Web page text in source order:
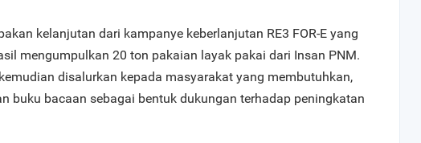
kelanjutan dari kampanye keberlanjutan RE3 FOR-E yang
mengumpulkan 20 ton pakaian layak pakai dari Insan PNM.
disalurkan kepada masyarakat yang membutuhkan,
buku bacaan sebagai bentuk dukungan terhadap peningkatan